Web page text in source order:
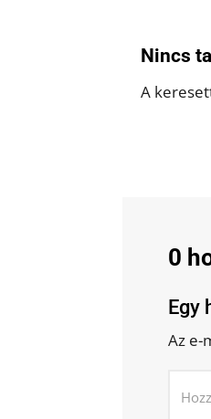
Nincs
A
0
Egy
Az e-